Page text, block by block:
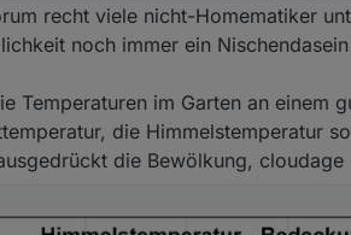
recht viele nicht-Homematiker
noch immer ein
Temperaturen im Garten an einem
die Himmelstemperatur
die Bewölkung, cloudage